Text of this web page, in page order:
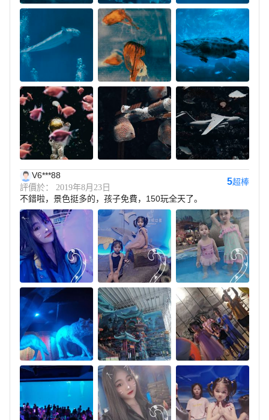
V6***88
評價於： 2019年8月23日
5超棒
不錯啦，景色挺多的，孩子免費，150玩全天了。